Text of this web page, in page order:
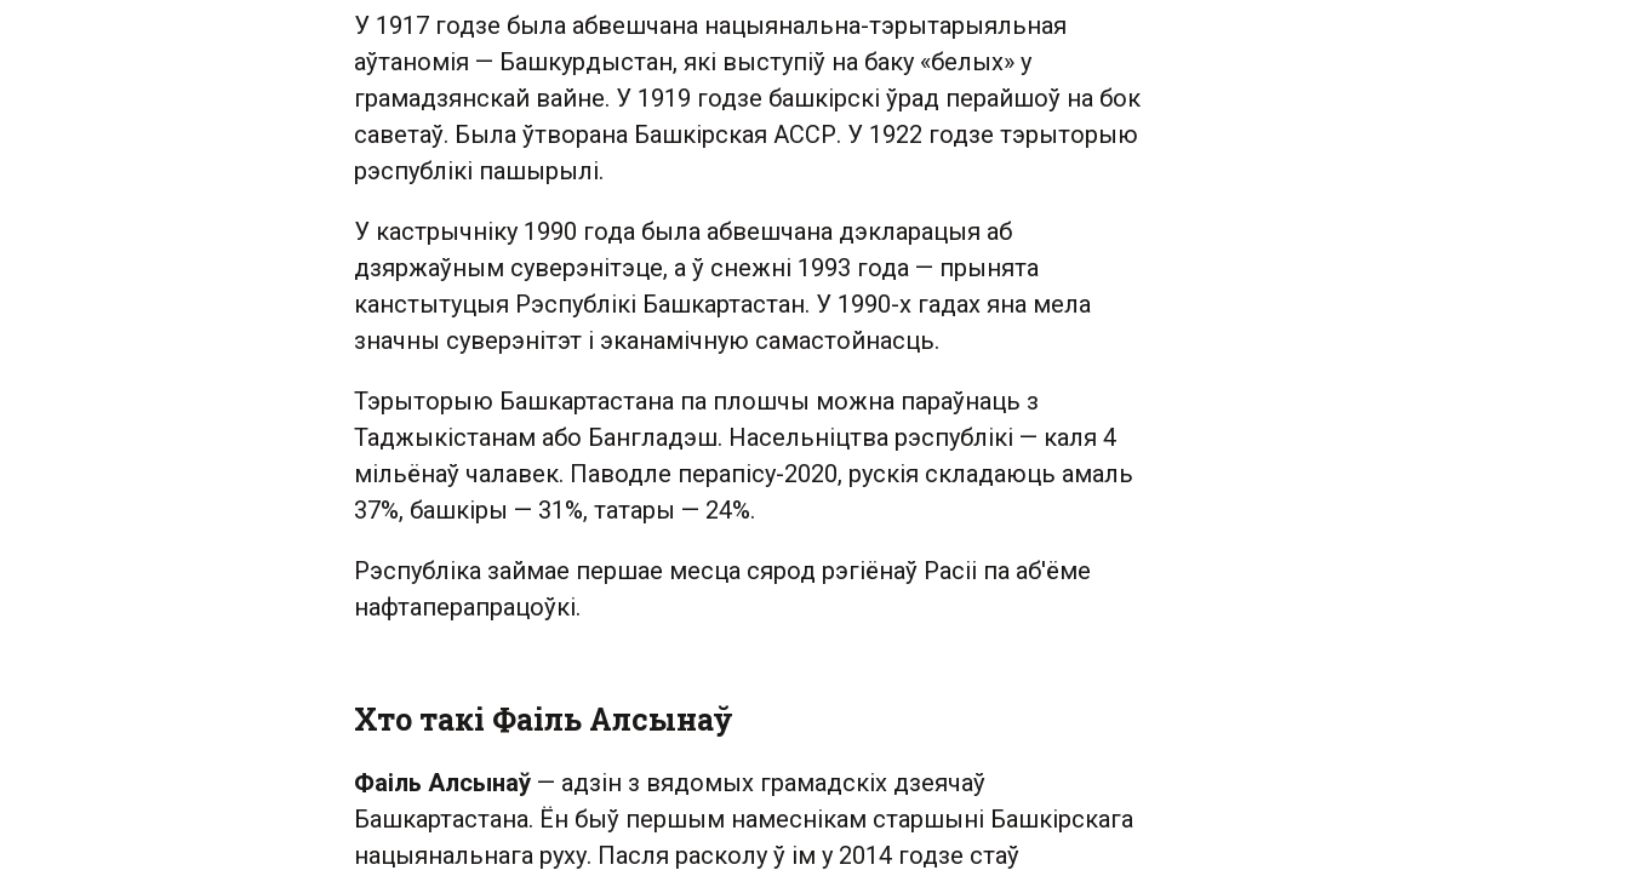
У 1917 годзе была абвешчана нацыянальна-тэрытарыяльная
аўтаномія — Башкурдыстан, які выступіў на баку «белых» у
грамадзянскай вайне. У 1919 годзе башкірскі ўрад перайшоў на бок
саветаў. Была ўтворана Башкірская АССР. У 1922 годзе тэрыторыю
рэспублікі пашырылі.
У кастрычніку 1990 года была абвешчана дэкларацыя аб
дзяржаўным суверэнітэце, а ў снежні 1993 года — прынята
канстытуцыя Рэспублікі Башкартастан. У 1990-х гадах яна мела
значны суверэнітэт і эканамічную самастойнасць.
Тэрыторыю Башкартастана па плошчы можна параўнаць з
Таджыкістанам або Бангладэш. Насельніцтва рэспублікі — каля 4
мільёнаў чалавек. Паводле перапісу-2020, рускія складаюць амаль
37%, башкіры — 31%, татары — 24%.
Рэспубліка займае першае месца сярод рэгіёнаў Расіі па аб'ёме
нафтаперапрацоўкі.
Хто такі Фаіль Алсынаў
Фаіль Алсынаў — адзін з вядомых грамадскіх дзеячаў
Башкартастана. Ён быў першым намеснікам старшыні Башкірскага
нацыянальнага руху. Пасля расколу ў ім у 2014 годзе стаў